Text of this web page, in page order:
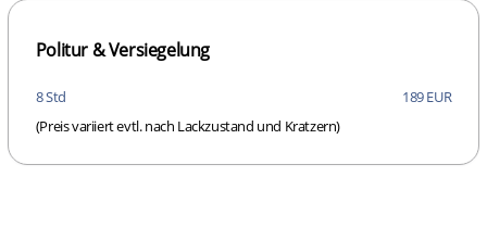
Politur & Versiegelung
8 Std
189 EUR
(Preis variiert evtl. nach Lackzustand und Kratzern)